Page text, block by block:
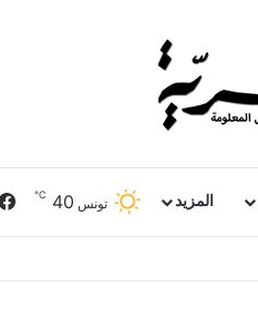
المزيد تونس 40
℃